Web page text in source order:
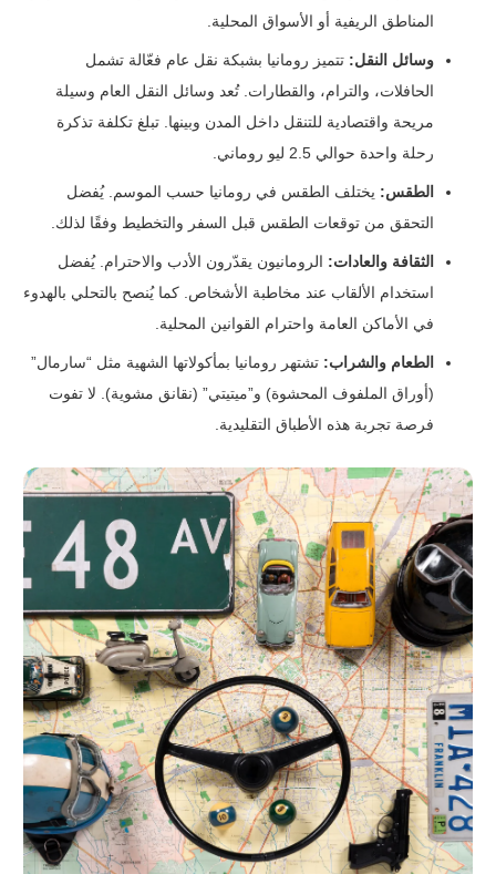
المناطق الريفية أو الأسواق المحلية.
وسائل النقل: تتميز رومانيا بشبكة نقل عام فعّالة تشمل
الحافلات، والترام، والقطارات. تُعد وسائل النقل العام وسيلة
مريحة واقتصادية للتنقل داخل المدن وبينها. تبلغ تكلفة تذكرة
رحلة واحدة حوالي 2.5 ليو روماني.
الطقس: يختلف الطقس في رومانيا حسب الموسم. يُفضل
التحقق من توقعات الطقس قبل السفر والتخطيط وفقًا لذلك.
الثقافة والعادات: الرومانيون يقدّرون الأدب والاحترام. يُفضل
استخدام الألقاب عند مخاطبة الأشخاص. كما يُنصح بالتحلي بالهدوء
في الأماكن العامة واحترام القوانين المحلية.
الطعام والشراب: تشتهر رومانيا بمأكولاتها الشهية مثل “سارمال”
(أوراق الملفوف المحشوة) و”ميتيتي” (نقانق مشوية). لا تفوت
فرصة تجربة هذه الأطباق التقليدية.